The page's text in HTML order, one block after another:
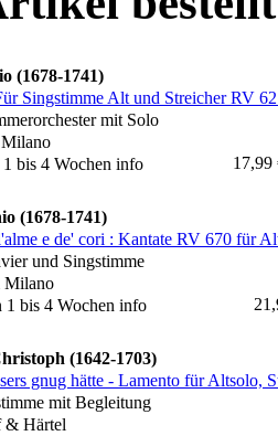
(1678-1741)
Singstimme Alt und Streicher RV
mit Solo
bis 4 Wochen info 17,99
(1678-1741)
e de' cori : Kantate RV 670 für
und Singstimme
Milano
1 bis 4 Wochen info
(1642-1703)
gnug hätte - Lamento für Altsolo,
mit Begleitung
& Härtel